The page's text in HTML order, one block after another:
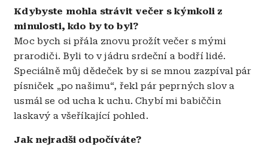
Kdybyste mohla strávit večer s kýmkoli z
minulosti, kdo by to byl?
Moc bych si přála znovu prožít večer s mými
prarodiči. Byli to v jádru srdeční a bodří lidé.
Speciálně můj dědeček by si se mnou zazpíval pár
písniček „po našimu“, řekl pár peprných slov a
usmál se od ucha k uchu. Chybí mi babiččin
laskavý a všeříkající pohled.
Jak nejradši odpočíváte?